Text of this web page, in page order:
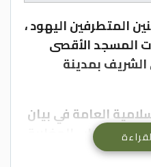
المتطرفين اليهود ،
المسجد الأقصى
الشريف بمدينة
العامة في بيان
من جهة باب المغاربة
الخاضع لسيطرة الاحتلال منذ عام 1967